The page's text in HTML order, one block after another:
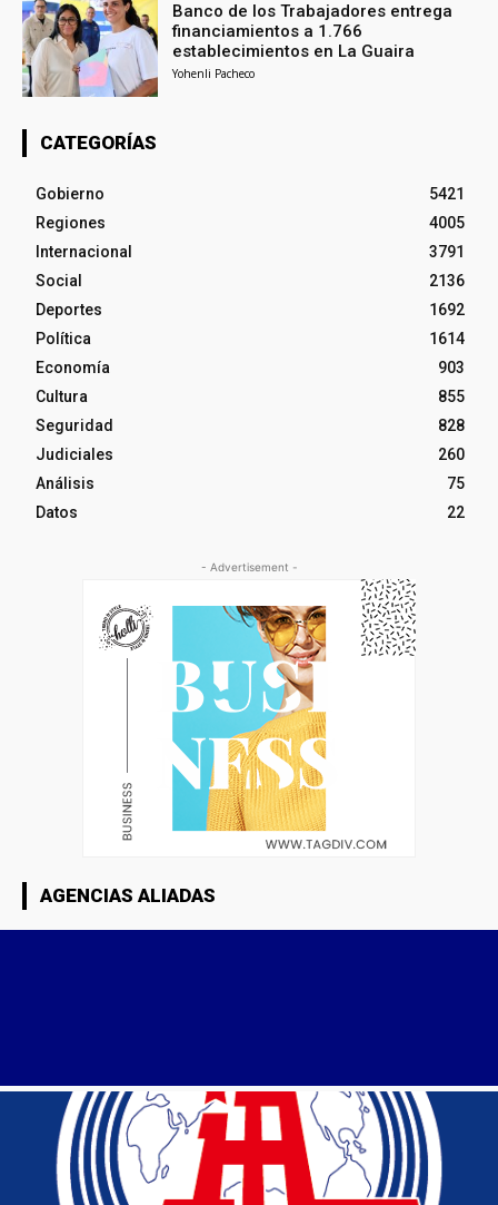
Banco de los Trabajadores entrega
financiamientos a 1.766
establecimientos en La Guaira
Yohenli Pacheco
CATEGORÍAS
Gobierno
5421
Regiones
4005
Internacional
3791
Social
2136
Deportes
1692
Política
1614
Economía
903
Cultura
855
Seguridad
828
Judiciales
260
Análisis
75
Datos
22
- Advertisement -
AGENCIAS ALIADAS